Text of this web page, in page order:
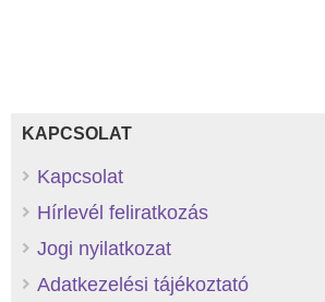
KAPCSOLAT
Kapcsolat
Hírlevél feliratkozás
Jogi nyilatkozat
Adatkezelési tájékoztató